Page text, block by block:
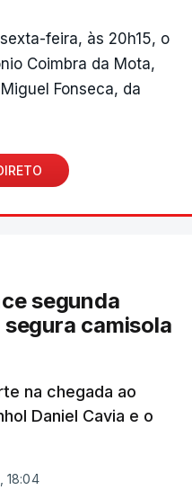
feira, às 20h15, o
Coimbra da Mota,
Fonseca, da
segunda
camisola
na chegada ao
Daniel Cavia e o
18:04